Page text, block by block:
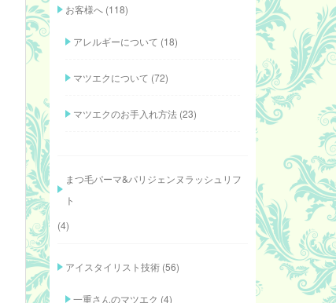
お客様へ(118)
アレルギーについて (18)
マツエクについて (72)
マツエクのお手入れ方法(23)
まつ毛パーマ&パリジェンヌラッシュリフ
ト
(4)
アイスタイリスト技術(56)
一重さんのマツエク (4)